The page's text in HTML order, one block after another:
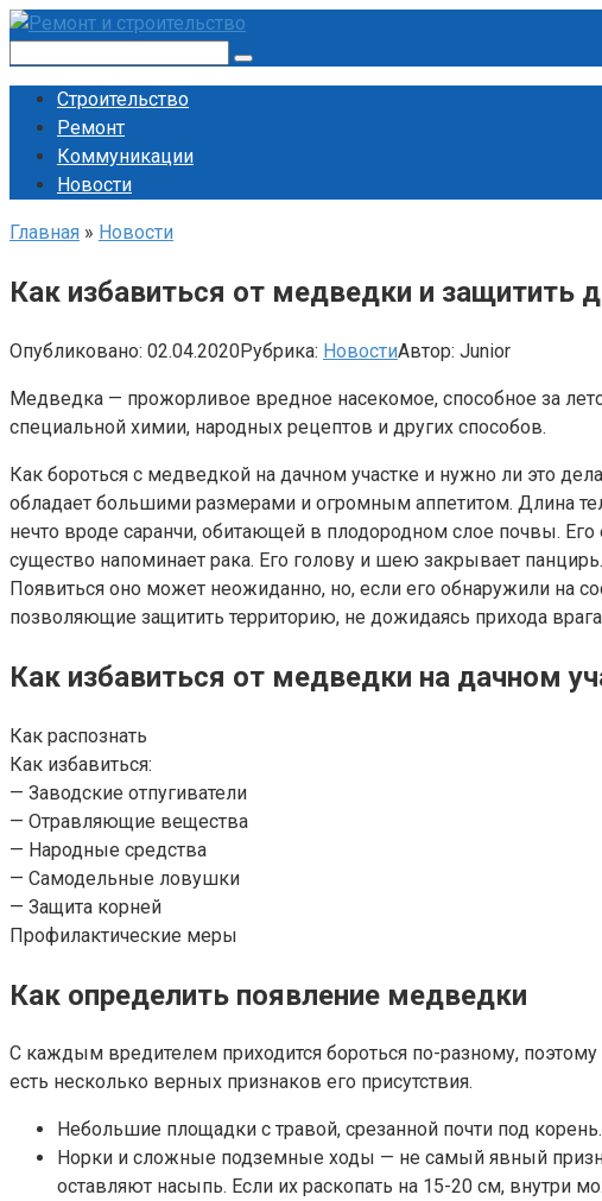
Перейти
Строительство
Ремонт
Коммуникации
Новости
Главная » Новости
Как избавиться от медведки и защитить
Опубликовано: 02.04.2020Рубрика: НовостиАвтор: Junior
Медведка — прожорливое вредное насекомое, способное за
специальной химии, народных рецептов и других способов.
Как бороться с медведкой на дачном участке и нужно ли это
обладает большими размерами и огромным аппетитом. Длина
нечто вроде саранчи, обитающей в плодородном слое почвы.
существо напоминает рака. Его голову и шею закрывает
Появиться оно может неожиданно, но, если его обнаружили на
позволяющие защитить территорию, не дожидаясь прихода
Как избавиться от медведки на дачном
Как распознать
Как избавиться:
— Заводские отпугиватели
— Отравляющие вещества
— Народные средства
— Самодельные ловушки
— Защита корней
Профилактические меры
Как определить появление медведки
С каждым вредителем приходится бороться по-разному,
есть несколько верных признаков его присутствия.
Небольшие площадки с травой, срезанной почти под
Норки и сложные подземные ходы — не самый явный
оставляют насыпь. Если их раскопать на 15-20 см, внутри